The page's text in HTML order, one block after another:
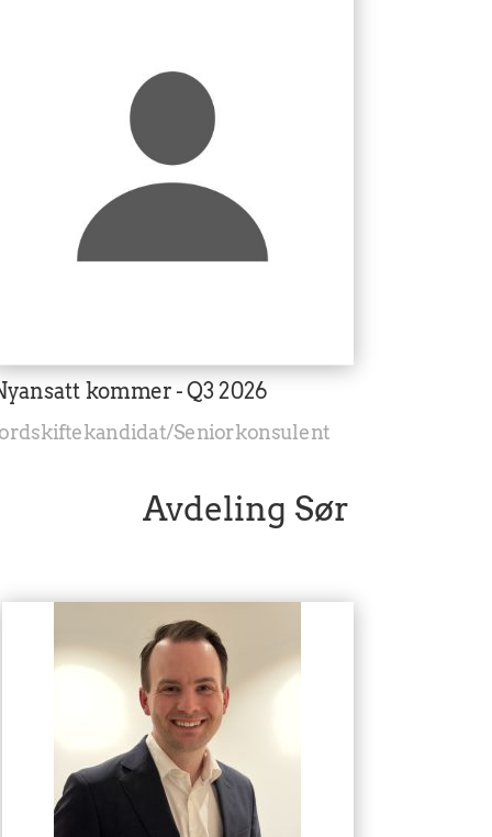
kommer - Q3 2026
Seniorkonsulent
Avdeling Sør